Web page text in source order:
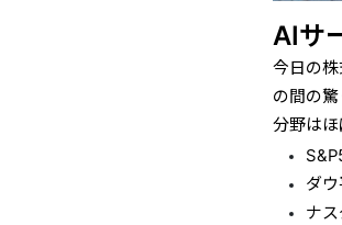
AIサ
今日の
の間の
分野はほ
ダ
ナ